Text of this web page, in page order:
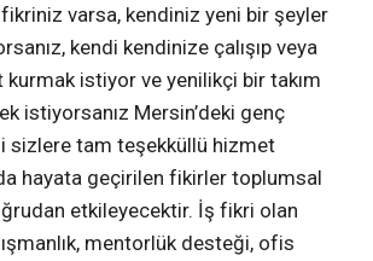
varsa, kendiniz yeni bir şeyler
kendi kendinize çalışıp veya
kurmak istiyor ve yenilikçi bir takım
istiyorsanız Mersin’deki genç
sizlere tam teşekküllü hizmet
hayata geçirilen fikirler toplumsal
etkileyecektir. İş fikri olan
mentorlük desteği, ofis